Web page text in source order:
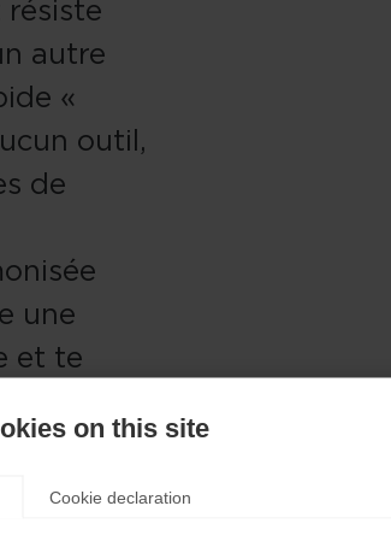
résiste
autre
«
outil,
de
une
et te
on this site
Cookie declaration